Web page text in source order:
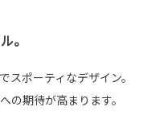
。
スポーティなデザイン。
の期待が高まります。